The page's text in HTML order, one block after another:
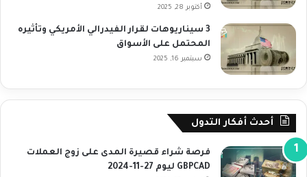
أكتوبر 28, 2025
3 سيناريوهات لقرار الفيدرالي الأمريكي وتأثيره
المحتمل على الأسواق
سبتمبر 16, 2025
أحدث أفكار التدول
فرصة شراء قصيرة المدى على زوج العملات
GBPCAD ليوم 27-11-2024